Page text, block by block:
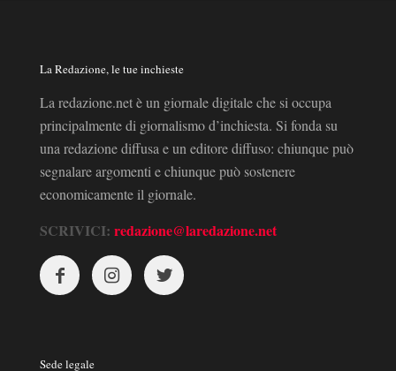
La Redazione, le tue inchieste
La redazione.net è un giornale digitale che si occupa
principalmente di giornalismo d’inchiesta. Si fonda su
una redazione diffusa e un editore diffuso: chiunque può
segnalare argomenti e chiunque può sostenere
economicamente il giornale.
SCRIVICI: redazione@laredazione.net
Sede legale